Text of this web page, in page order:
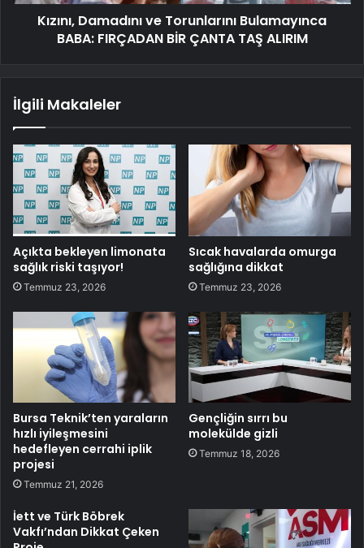
Kızını, Damadını ve Torunlarını Bulamayınca
BABA: FIRÇADAN BİR ÇANTA TAŞ ALIRIM
İlgili Makaleler
Açıkta bekleyen limonata
sağlık riski taşıyor!
Temmuz 23, 2026
Sıcak havalarda omurga
sağlığına dikkat
Temmuz 23, 2026
Bursa Teknik’ten yaraların
hızlı iyileşmesini
hedefleyen cerrahi iplik
projesi
Temmuz 21, 2026
Gençliğin sırrı bu
molekülde gizli
Temmuz 18, 2026
İett ve Türk Böbrek
Vakfı’ndan Dikkat Çeken